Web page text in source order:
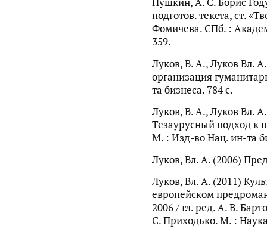
подготов. текста, ст.
Фомичева. СПб. :
359.
Луков, В. А., Луков Вл.
организация
та бизнеса. 784 с.
Луков, В. А., Луков Вл.
Тезаурусный подход к
М. : Изд-во Нац. ин-та
Луков, Вл. А. (2006)
Луков, Вл. А. (2011)
европейском
2006 / гл. ред. А. В.
С. Приходько. М. :